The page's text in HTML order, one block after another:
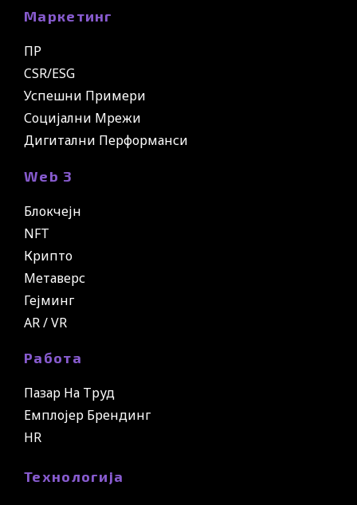
Маркетинг
ПР
CSR/ESG
Успешни Примери
Социјални Мрежи
Дигитални Перформанси
Web 3
Блокчејн
NFT
Крипто
Метаверс
Гејминг
AR / VR
Работа
Пазар На Труд
Емплојер Брендинг
HR
Технологија